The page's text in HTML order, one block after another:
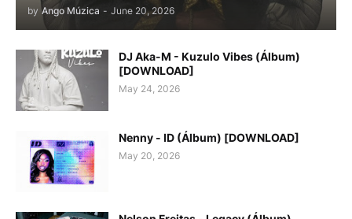
by Ango Múzica - June 20, 2026
DJ Aka-M - Kuzulo Vibes (Álbum)
[DOWNLOAD]
May 24, 2026
Nenny - ID (Álbum) [DOWNLOAD]
May 20, 2026